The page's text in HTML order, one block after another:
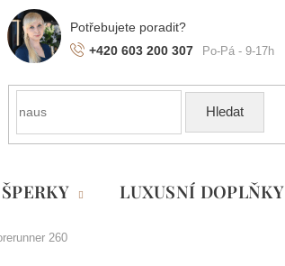
+420 603 200 307
Hledat
ŠPERKY LUXUSNÍ DOPLŇKY
260